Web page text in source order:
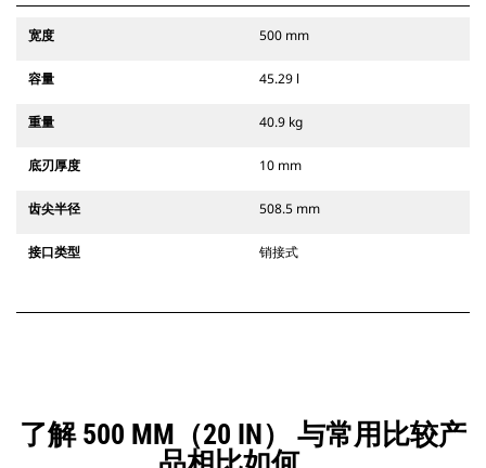
宽度 500 mm
容量 45.29 l
重量 40.9 kg
底刃厚度 10 mm
齿尖半径 508.5 mm
接口类型 销接式
了解 500 MM（20 IN） 与常用比较产